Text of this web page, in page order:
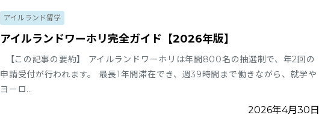
アイルランド留学
アイルランドワーホリ完全ガイド【2026年版】
【この記事の要約】 アイルランドワーホリは年間800名の抽選制で、年2回の
申請受付が行われます。 最長1年間滞在でき、週39時間まで働きながら、就学や
ヨーロ…
2026年4月30日